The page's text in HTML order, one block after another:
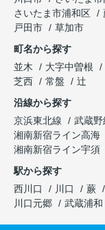
さいたま市浦和区
戸田市
草加市
町名から探す
並木
大字中曽根
芝西
常盤
辻
沿線から探す
京浜東北線
武蔵野
湘南新宿ライン高海
湘南新宿ライン宇須
駅から探す
西川口
川口 蕨
川口元郷
武蔵浦和